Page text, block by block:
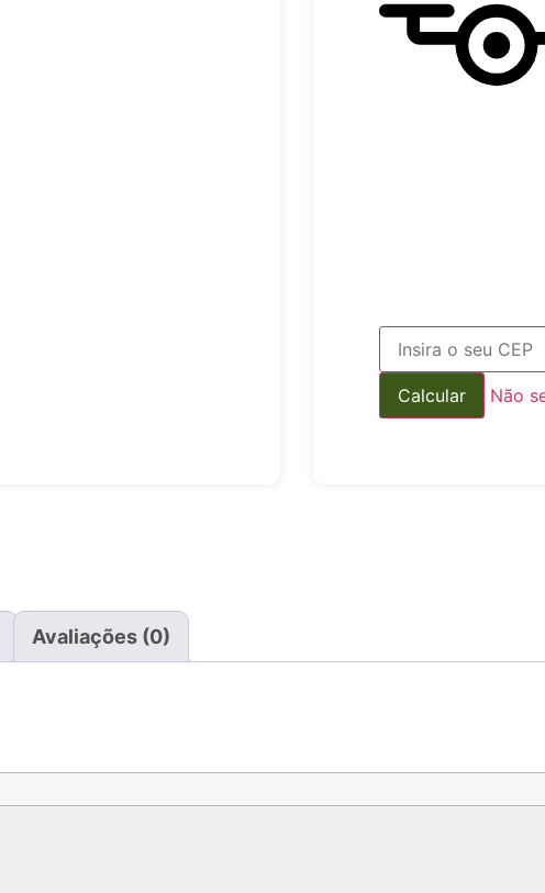
Não
Avaliações (0)